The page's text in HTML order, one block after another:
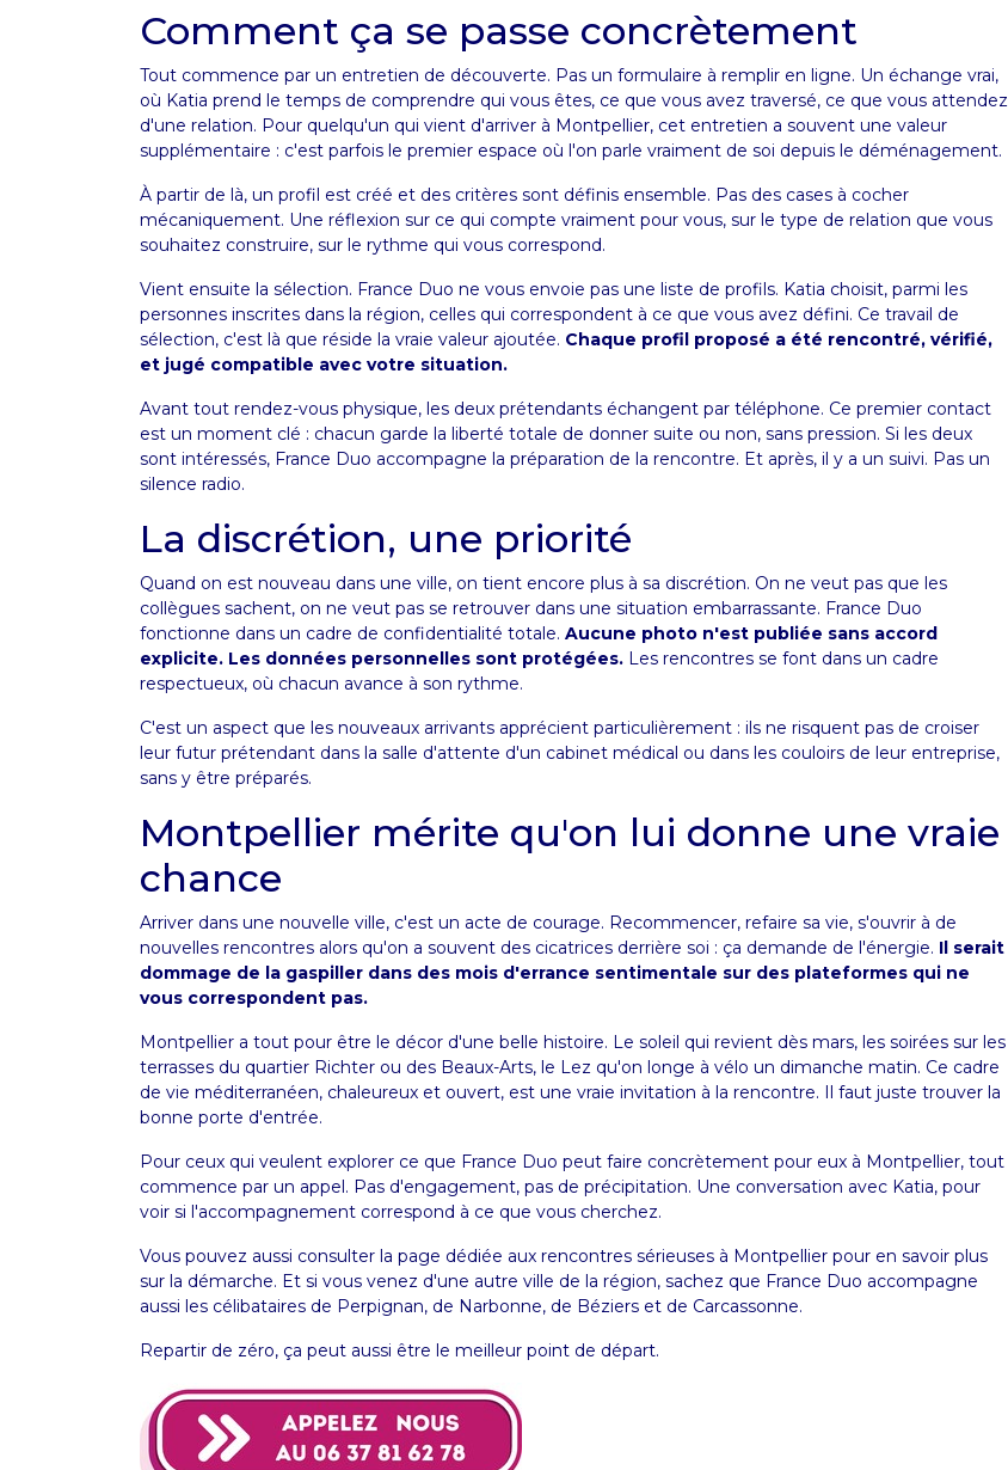
Comment ça se passe concrètement
Tout commence par un entretien de découverte. Pas un formulaire à remplir en ligne. Un échange vrai,
où Katia prend le temps de comprendre qui vous êtes, ce que vous avez traversé, ce que vous attendez
d'une relation. Pour quelqu'un qui vient d'arriver à Montpellier, cet entretien a souvent une valeur
supplémentaire : c'est parfois le premier espace où l'on parle vraiment de soi depuis le déménagement.
À partir de là, un profil est créé et des critères sont définis ensemble. Pas des cases à cocher
mécaniquement. Une réflexion sur ce qui compte vraiment pour vous, sur le type de relation que vous
souhaitez construire, sur le rythme qui vous correspond.
Vient ensuite la sélection. France Duo ne vous envoie pas une liste de profils. Katia choisit, parmi les
personnes inscrites dans la région, celles qui correspondent à ce que vous avez défini. Ce travail de
sélection, c'est là que réside la vraie valeur ajoutée. Chaque profil proposé a été rencontré, vérifié,
et jugé compatible avec votre situation.
Avant tout rendez-vous physique, les deux prétendants échangent par téléphone. Ce premier contact
est un moment clé : chacun garde la liberté totale de donner suite ou non, sans pression. Si les deux
sont intéressés, France Duo accompagne la préparation de la rencontre. Et après, il y a un suivi. Pas un
silence radio.
La discrétion, une priorité
Quand on est nouveau dans une ville, on tient encore plus à sa discrétion. On ne veut pas que les
collègues sachent, on ne veut pas se retrouver dans une situation embarrassante. France Duo
fonctionne dans un cadre de confidentialité totale. Aucune photo n'est publiée sans accord
explicite. Les données personnelles sont protégées. Les rencontres se font dans un cadre
respectueux, où chacun avance à son rythme.
C'est un aspect que les nouveaux arrivants apprécient particulièrement : ils ne risquent pas de croiser
leur futur prétendant dans la salle d'attente d'un cabinet médical ou dans les couloirs de leur entreprise,
sans y être préparés.
Montpellier mérite qu'on lui donne une vraie
chance
Arriver dans une nouvelle ville, c'est un acte de courage. Recommencer, refaire sa vie, s'ouvrir à de
nouvelles rencontres alors qu'on a souvent des cicatrices derrière soi : ça demande de l'énergie. Il serait
dommage de la gaspiller dans des mois d'errance sentimentale sur des plateformes qui ne
vous correspondent pas.
Montpellier a tout pour être le décor d'une belle histoire. Le soleil qui revient dès mars, les soirées sur les
terrasses du quartier Richter ou des Beaux-Arts, le Lez qu'on longe à vélo un dimanche matin. Ce cadre
de vie méditerranéen, chaleureux et ouvert, est une vraie invitation à la rencontre. Il faut juste trouver la
bonne porte d'entrée.
Pour ceux qui veulent explorer ce que France Duo peut faire concrètement pour eux à Montpellier, tout
commence par un appel. Pas d'engagement, pas de précipitation. Une conversation avec Katia, pour
voir si l'accompagnement correspond à ce que vous cherchez.
Vous pouvez aussi consulter la page dédiée aux rencontres sérieuses à Montpellier pour en savoir plus
sur la démarche. Et si vous venez d'une autre ville de la région, sachez que France Duo accompagne
aussi les célibataires de Perpignan, de Narbonne, de Béziers et de Carcassonne.
Repartir de zéro, ça peut aussi être le meilleur point de départ.